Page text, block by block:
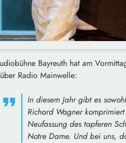
Bayreuth hat am
Radio Mainwelle:
In diesem Jahr gibt es
Richard Wagner
Neufassung des tapferen
Notre Dame. Und bei uns,